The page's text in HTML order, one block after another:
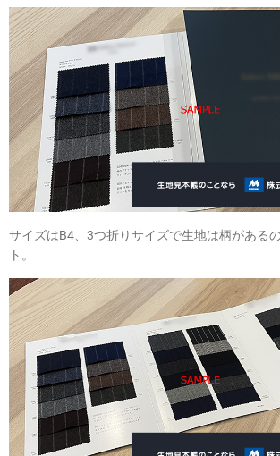
サイズはB4、3つ折りサイズで生地は柄がある
ト。